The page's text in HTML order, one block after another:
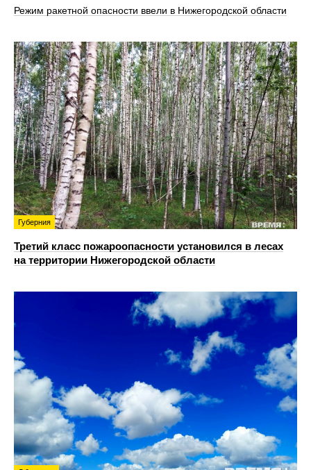
Режим ракетной опасности ввели в Нижегородской области
Губерния
Третий класс пожароопасности установился в лесах
на территории Нижегородской области